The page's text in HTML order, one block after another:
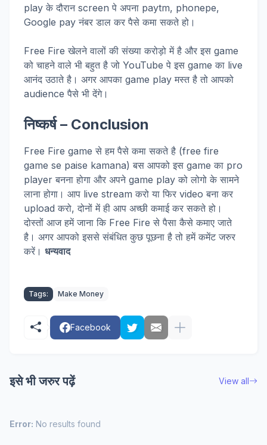
play के दौरान screen पे अपना paytm, phonepe,
Google pay नंबर डाल कर पैसे कमा सकते हो।
Free Fire खेलने वालों की संख्या करोड़ो में है और इस game
को चाहने वाले भी बहुत है जो YouTube पे इस game का live
आनंद उठाते है। अगर आपका game play मस्त है तो आपको
audience पैसे भी देंगे।
निष्कर्ष – Conclusion
Free Fire game से हम पैसे कमा सकते है (free fire
game se paise kamana) बस आपको इस game का pro
player बनना होगा और अपने game play को लोगो के सामने
लाना होगा। आप live stream करो या फिर video बना कर
upload करो, दोनों में ही आप अच्छी कमाई कर सकते हो।
दोस्तों आज हमें जाना कि Free Fire से पैसा कैसे कमाए जाते
है। अगर आपको इससे संबंधित कुछ पूछना है तो हमें कमेंट जरुर
करें। धन्यवाद
Tags: Make Money
Facebook
इसे भी जरुर पढ़ें View all
Error: No results found